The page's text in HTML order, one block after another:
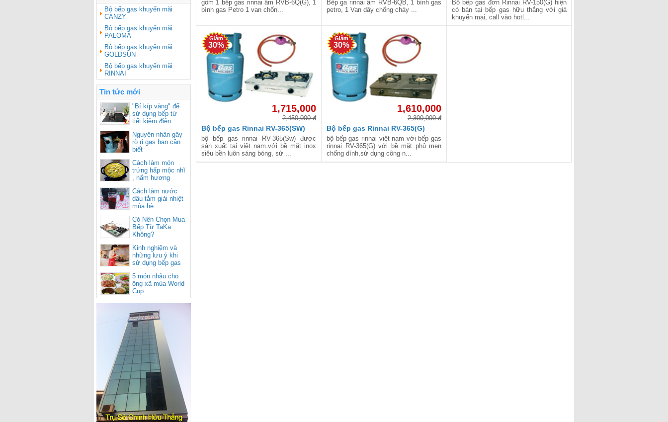
Bộ bếp gas khuyến mãi
CANZY
Bộ bếp gas khuyến mãi
PALOMA
Bộ bếp gas khuyến mãi
GOLDSUN
Bộ bếp gas khuyến mãi
RINNAI
Tin tức mới
"Bí kíp vàng" để
sử dụng bếp từ
tiết kiệm điện
Nguyên nhân gây
rò rỉ gas bạn cần
biết
Cách làm món
trứng hấp mộc nhĩ
, nấm hương
Cách làm nước
dâu tằm giải nhiệt
mùa hè
Có Nên Chọn Mua
Bếp Từ TaKa
Không?
Kinh nghiệm và
những lưu ý khi
sử dụng bếp gas
nóng
5 món nhậu cho
ông xã mùa World
Cup
gồm 1 bếp gas rinnai âm RVB-6Q(G), 1
bình gas Petro 1 van chốn...
Bếp ga rinnai âm RVB-6QB, 1 bình gas
petro, 1 Van dây chống cháy ...
Bộ bếp gas đơn Rinnai RV-150(G) hiện
có bán tại bếp gas hữu thắng với giá
khuyến mại, call vào hotl...
30%
1,715,000
2,450,000 đ
Bộ bếp gas Rinnai RV-365(SW)
bộ bếp gas rinnai RV-365(Sw) được
sản xuất tại việt nam.với bề mặt inox
siêu bền luôn sáng bóng, sử ...
30%
1,610,000
2,300,000 đ
Bộ bếp gas Rinnai RV-365(G)
bộ bếp gas rinnai việt nam với bếp gas
rinnai RV-365(G) với bề mặt phủ men
chống dính,sử dụng công n...